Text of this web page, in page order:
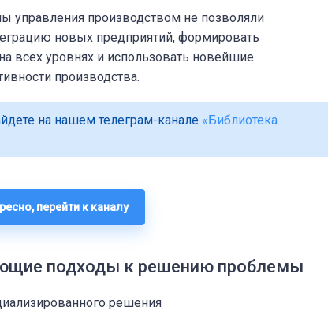
управления производством не позволяли
новых предприятий, формировать
всех уровнях и использовать новейшие
производства.
на нашем телеграм-канале «Библиотека
перейти к каналу
подходы к решению проблемы
решения